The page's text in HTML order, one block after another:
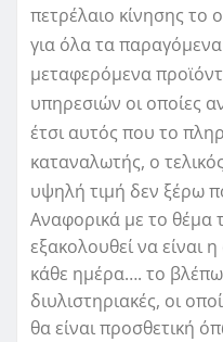
πετρέλαιο κίνησης το
για όλα τα
μεταφερόμενα
υπηρεσιών οι οποίες
έτσι αυτός που το
καταναλωτής, ο
υψηλή τιμή δεν ξέρω
Αναφορικά με το θέμα
εξακολουθεί να είναι
κάθε ημέρα…. το
διυλιστηριακές, οι
θα είναι προσθετική